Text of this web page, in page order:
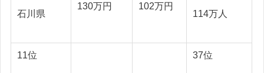
石川県
130万円 102万円
114万人
11位 37位